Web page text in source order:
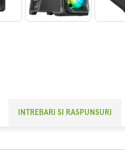
INTREBARI SI RASPUNSURI